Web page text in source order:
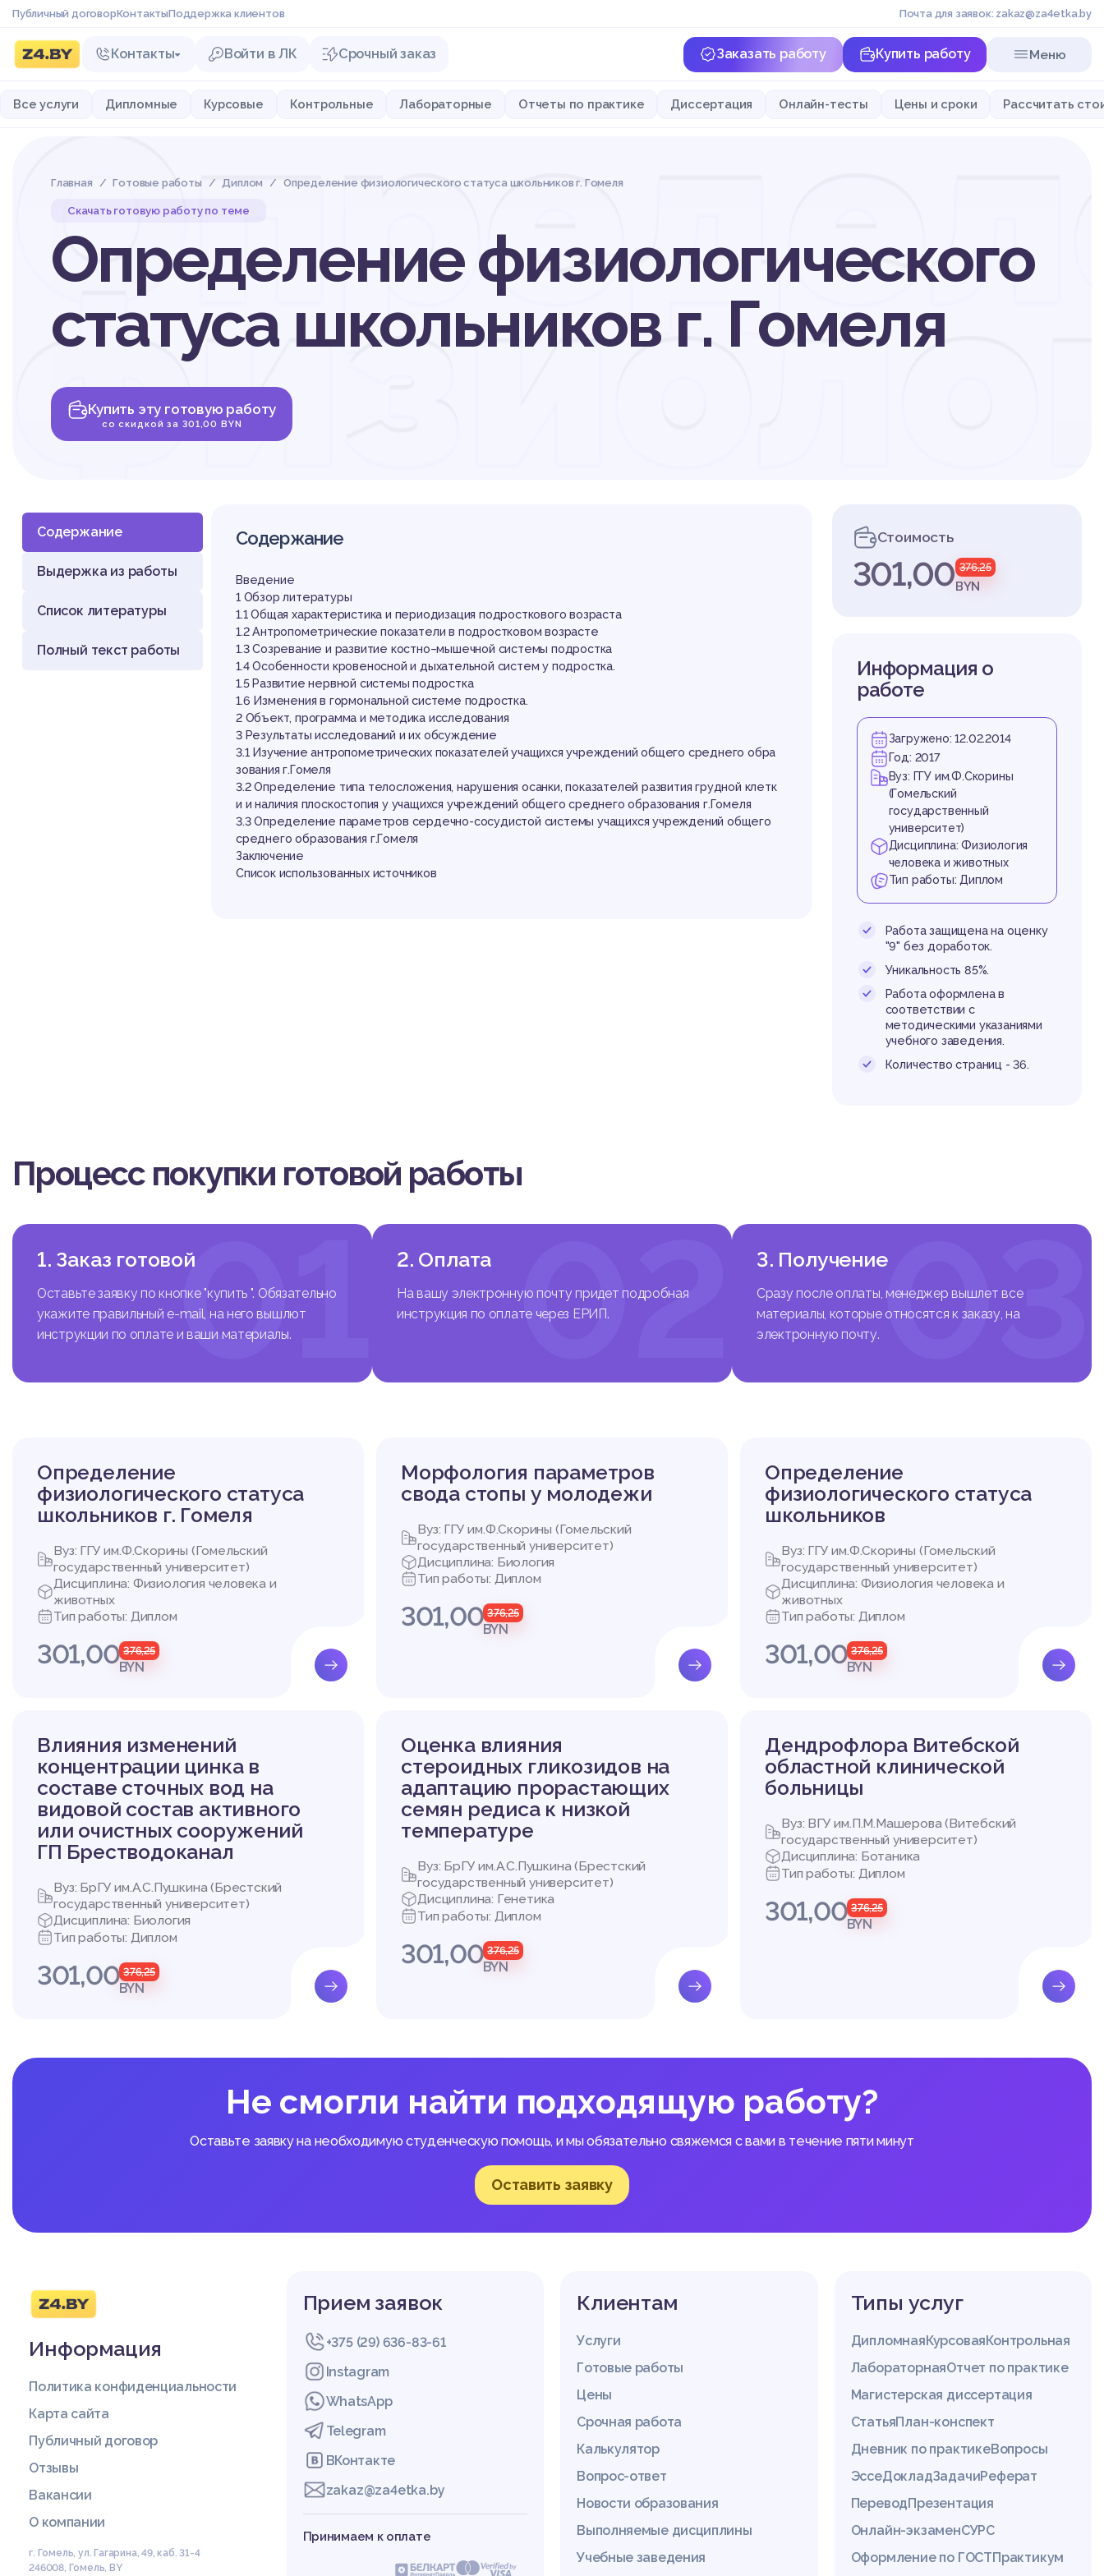
Публичный договорКонтактыПоддержка клиентов Почта для заявок: zakaz@za4etka.by
Контакты Войти в ЛК Срочный заказ Заказать работу Купить работу Меню
Все услуги Дипломные Курсовые Контрольные Лабораторные Отчеты по практике Диссертация Онлайн-тесты Цены и сроки Рассчитать
Главная Готовые работы Диплом Определение физиологического статуса школьников г. Гомеля
Скачать готовую работу по теме
Определение физиологического
статуса школьников г. Гомеля
Купить эту готовую работу
со скидкой за 301,00 BYN
статуса
Гомеля
Содержание
Выдержка из работы
Список литературы
Полный текст работы
Содержание
Введение
1 Обзор литературы
1.1 Общая характеристика и периодизация подросткового возраста
1.2 Антропометрические показатели в подростковом возрасте
1.3 Созревание и развитие костно–мышечной системы подростка
1.4 Особенности кровеносной и дыхательной систем у подростка.
1.5 Развитие нервной системы подростка
1.6 Изменения в гормональной системе подростка.
2 Объект, программа и методика исследования
3 Результаты исследований и их обсуждение
3.1 Изучение антропометрических показателей учащихся учреждений общего среднего обра
зования г.Гомеля
3.2 Определение типа телосложения, нарушения осанки, показателей развития грудной клетк
и и наличия плоскостопия у учащихся учреждений общего среднего образования г.Гомеля
3.3 Определение параметров сердечно-сосудистой системы учащихся учреждений общего
среднего образования г.Гомеля
Заключение
Список использованных источников
Стоимость
301,00 376,25
BYN
Информация о
работе
Загружено: 12.02.2014
Год: 2017
Вуз: ГГУ им.Ф.Скорины
(Гомельский
государственный
университет)
Дисциплина: Физиология
человека и животных
Тип работы: Диплом
Работа защищена на оценку
"9" без доработок.
Уникальность 85%.
Работа оформлена в
соответствии с
методическими указаниями
учебного заведения.
Количество страниц - 36.
Процесс покупки готовой работы
01
1. Заказ готовой
Оставьте заявку по кнопке "купить ". Обязательно
укажите правильный e-mail, на него вышлют
инструкции по оплате и ваши материалы.
02
2. Оплата
На вашу электронную почту придет подробная
инструкция по оплате через ЕРИП.
03
3. Получение
Сразу после оплаты, менеджер вышлет все
материалы, которые относятся к заказу, на
электронную почту.
Определение
физиологического статуса
школьников г. Гомеля
Вуз: ГГУ им.Ф.Скорины (Гомельский
государственный университет)
Дисциплина: Физиология человека и
животных
Тип работы: Диплом
301,00 376,25
BYN
Морфология параметров
свода стопы у молодежи
Вуз: ГГУ им.Ф.Скорины (Гомельский
государственный университет)
Дисциплина: Биология
Тип работы: Диплом
301,00 376,25
BYN
Определение
физиологического статуса
школьников
Вуз: ГГУ им.Ф.Скорины (Гомельский
государственный университет)
Дисциплина: Физиология человека и
животных
Тип работы: Диплом
301,00 376,25
BYN
Влияния изменений
концентрации цинка в
составе сточных вод на
видовой состав активного
или очистных сооружений
ГП Брестводоканал
Вуз: БрГУ им.А.С.Пушкина (Брестский
государственный университет)
Дисциплина: Биология
Тип работы: Диплом
301,00 376,25
BYN
Оценка влияния
стероидных гликозидов на
адаптацию прорастающих
семян редиса к низкой
температуре
Вуз: БрГУ им.А.С.Пушкина (Брестский
государственный университет)
Дисциплина: Генетика
Тип работы: Диплом
301,00 376,25
BYN
Дендрофлора Витебской
областной клинической
больницы
Вуз: ВГУ им.П.М.Машерова (Витебский
государственный университет)
Дисциплина: Ботаника
Тип работы: Диплом
301,00 376,25
BYN
Не смогли найти подходящую работу?
Оставьте заявку на необходимую студенческую помощь, и мы обязательно свяжемся с вами в течение пяти минут
Оставить заявку
Информация
Политика конфиденциальности
Карта сайта
Публичный договор
Отзывы
Вакансии
О компании
г. Гомель, ул. Гагарина, 49, каб. 31-4
246008, Гомель BY
Прием заявок
+375 (29) 636-83-61
Instagram
WhatsApp
Telegram
ВКонтакте
zakaz@za4etka.by
Принимаем к оплате
Клиентам
Услуги
Готовые работы
Цены
Срочная работа
Калькулятор
Вопрос-ответ
Новости образования
Выполняемые дисциплины
Учебные заведения
Типы услуг
ДипломнаяКурсоваяКонтрольная
ЛабораторнаяОтчет по практике
Магистерская диссертация
СтатьяПлан-конспект
Дневник по практикеВопросы
ЭссеДокладЗадачиРеферат
ПереводПрезентация
Онлайн-экзаменСУРС
Оформление по ГОСТПрактикум